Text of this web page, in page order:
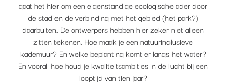
gaat het hier om een eigenstandige ecologische ader door
de stad en de verbinding met het gebied (het park?)
daarbuiten. De ontwerpers hebben hier zeker niet alleen
zitten tekenen. Hoe maak je een natuurinclusieve
kademuur? En welke beplanting komt er langs het water?
En vooral: hoe houd je kwaliteitsambities in de lucht bij een
looptijd van tien jaar?